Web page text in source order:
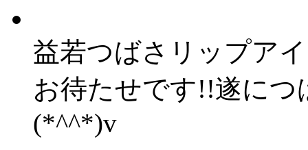
益若つばさリップア
お待たせです!!遂に
(*^^*)v